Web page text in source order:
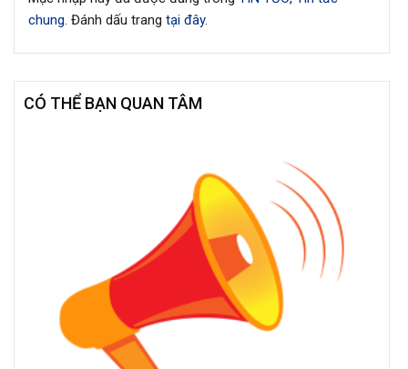
chung. Đánh dấu trang tại đây.
CÓ THỂ BẠN QUAN TÂM